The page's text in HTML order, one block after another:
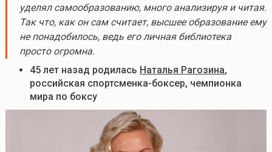
уделял самообразованию, много анализируя и читая.
Так что, как он сам считает, высшее образование ему
не понадобилось, ведь его личная библиотека
просто огромна.
45 лет назад родилась Наталья Рагозина,
российская спортсменка-боксер, чемпионка
мира по боксу